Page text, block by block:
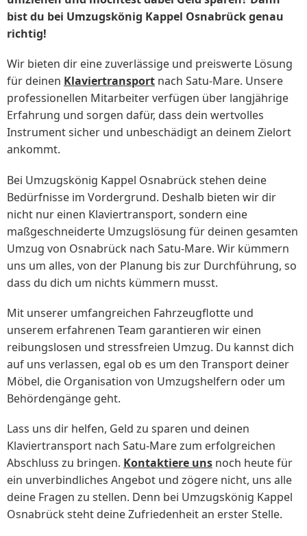
bist du bei Umzugskönig Kappel Osnabrück genau
richtig!
Wir bieten dir eine zuverlässige und preiswerte Lösung
für deinen Klaviertransport nach Satu-Mare. Unsere
professionellen Mitarbeiter verfügen über langjährige
Erfahrung und sorgen dafür, dass dein wertvolles
Instrument sicher und unbeschädigt an deinem Zielort
ankommt.
Bei Umzugskönig Kappel Osnabrück stehen deine
Bedürfnisse im Vordergrund. Deshalb bieten wir dir
nicht nur einen Klaviertransport, sondern eine
maßgeschneiderte Umzugslösung für deinen gesamten
Umzug von Osnabrück nach Satu-Mare. Wir kümmern
uns um alles, von der Planung bis zur Durchführung, so
dass du dich um nichts kümmern musst.
Mit unserer umfangreichen Fahrzeugflotte und
unserem erfahrenen Team garantieren wir einen
reibungslosen und stressfreien Umzug. Du kannst dich
auf uns verlassen, egal ob es um den Transport deiner
Möbel, die Organisation von Umzugshelfern oder um
Behördengänge geht.
Lass uns dir helfen, Geld zu sparen und deinen
Klaviertransport nach Satu-Mare zum erfolgreichen
Abschluss zu bringen. Kontaktiere uns noch heute für
ein unverbindliches Angebot und zögere nicht, uns alle
deine Fragen zu stellen. Denn bei Umzugskönig Kappel
Osnabrück steht deine Zufriedenheit an erster Stelle.